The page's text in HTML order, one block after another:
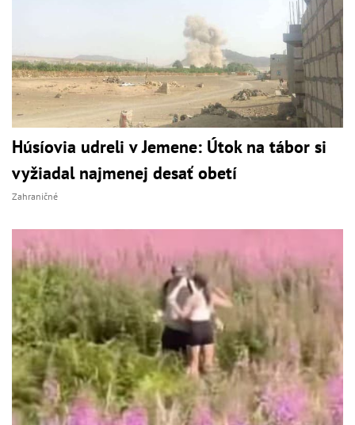
Húsíovia udreli v Jemene: Útok na tábor si
vyžiadal najmenej desať obetí
Zahraničné